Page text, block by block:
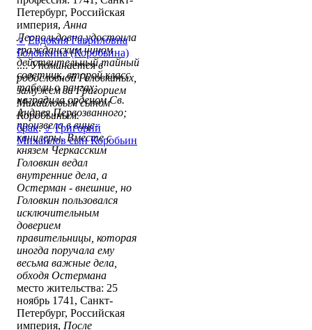
Петербург, Российская
империя, Анна
Леопольдовна удостоила
гражданским чином
действительный тайный
советник, второй класс
табели о рангах;
наградила орденом Св.
Андрея Первозванного;
произвела в вице-
канцлеры. Вместе с
князем Черкасским
Головкин ведал
внутренние дела, а
Остерман - внешние, но
Головкин пользовался
исключительным
доверием
правительницы, которая
иногда поручала ему
весьма важные дела,
обходя Остермана
место жительства: 25
ноябрь 1741, Санкт-
Петербург, Российская
империя, После
♀ Евдокия Гавриловна
Головкина (Коробьина)
...:Упоминается в
родословной Головкиных,
замужем за Григорием
Михайловым сыном
Коробьиным.
брак:♂ Григорий
Михайлов сын Коробьин